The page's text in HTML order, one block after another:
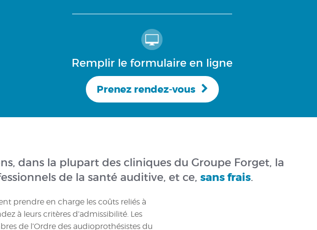
Remplir le formulaire en ligne
Prenez rendez-vous
dans la plupart des cliniques du Groupe Forget, la
de la santé auditive, et ce, sans frais.
prendre en charge les coûts reliés à
à leurs critères d’admissibilité. Les
de l’Ordre des audioprothésistes du